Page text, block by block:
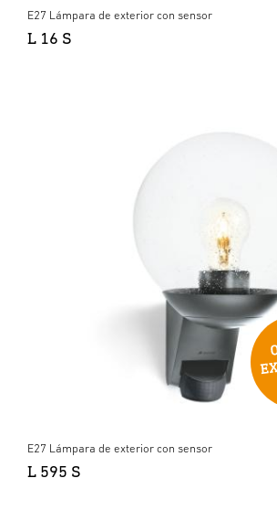
E27 Lámpara de exterior con sensor
L 16 S
E27 Lámpara de exterior con sensor
L 595 S